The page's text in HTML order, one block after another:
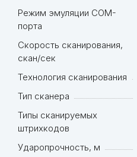
Режим эмуляции COM-
порта
Скорость сканирования,
скан/сек
Технология сканирования
Тип сканера
Типы сканируемых
штрихкодов
Ударопрочность, м